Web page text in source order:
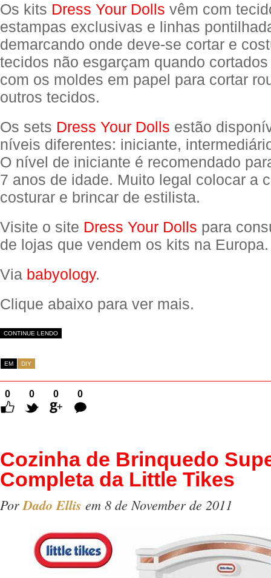
Os kits Dress Your Dolls vêm com
estampas exclusivas e linhas
demarcando onde deve-se cortar e
tecidos não esgarçam quando
com os moldes em papel para cortar
outros tecidos.
Os sets Dress Your Dolls estão
níveis diferentes: iniciante,
O nível de iniciante é recomendado
7 anos de idade. Muito legal colocar a
costurar e brincar de estilista.
Visite o site Dress Your Dolls para
de lojas que vendem os kits na Europa.
Via babyology.
Clique abaixo para ver mais.
CONTINUE LENDO
EM DIY
0 0 0
0
Comentários
Cozinha de Brinquedo
Completa da Little Tikes
PorDado Ellis em 8 de November de 2011